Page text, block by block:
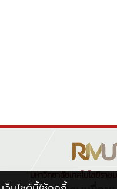
มหาวิทยาลัยเทคโนโลยีราช